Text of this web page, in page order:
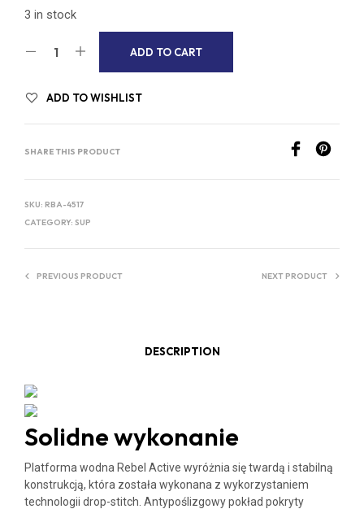
3 in stock
ADD TO CART
ADD TO WISHLIST
SHARE THIS PRODUCT
SKU: RBA-4517
CATEGORY: SUP
PREVIOUS PRODUCT NEXT PRODUCT
DESCRIPTION
Solidne wykonanie
Platforma wodna Rebel Active wyróżnia się twardą i stabilną
konstrukcją, która została wykonana z wykorzystaniem
technologii drop-stitch. Antypoślizgowy pokład pokryty